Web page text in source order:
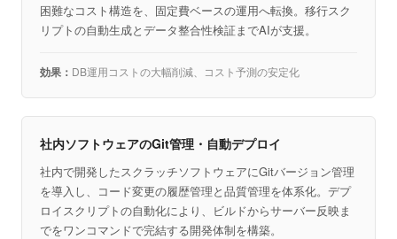
困難なコスト構造を、固定費ベースの運用へ転換。移行スク
リプトの自動生成とデータ整合性検証までAIが支援。
DB運用コストの大幅削減、コスト予測の安定化
社内ソフトウェアのGit管理・自動デプロイ
社内で開発したスクラッチソフトウェアにGitバージョン管理
を導入し、コード変更の履歴管理と品質管理を体系化。デプ
ロイスクリプトの自動化により、ビルドからサーバー反映ま
でをワンコマンドで完結する開発体制を構築。